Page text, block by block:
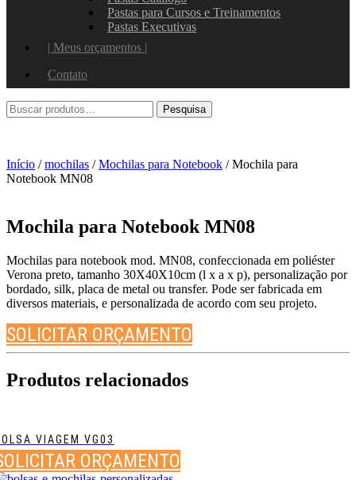
Pastas para Cursos e Treinamentos
Pastas Executivas
| Meus orçamentos |
Contato
Início /mochilas /Mochilas para Notebook / Mochila para
Notebook MN08
Mochila para Notebook MN08
Mochilas para notebook mod. MN08, confeccionada em poliéster
Verona preto, tamanho 30X40X10cm (l x a x p), personalização por
bordado, silk, placa de metal ou transfer. Pode ser fabricada em
diversos materiais, e personalizada de acordo com seu projeto.
SOLICITAR ORÇAMENTO
Produtos relacionados
VIAGEM VG03
ORÇAMENTO